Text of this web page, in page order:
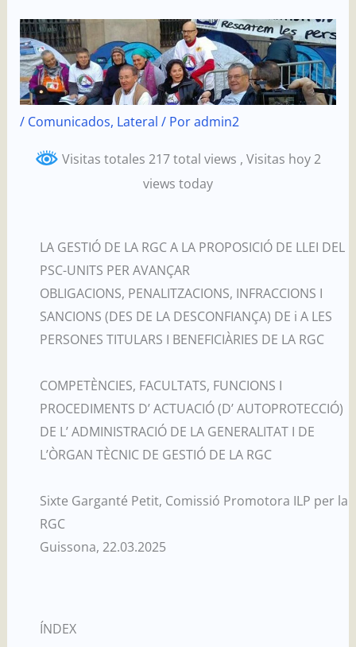
contenido
/ Comunicados, Lateral / Poradmin2
Visitas totales 217 total views , Visitas hoy 2
views today
LA GESTIÓ DE LA RGC A LA PROPOSICIÓ DE LLEI DEL
PSC-UNITS PER AVANÇAR
OBLIGACIONS, PENALITZACIONS, INFRACCIONS I
SANCIONS (DES DE LA DESCONFIANÇA) DE i A LES
PERSONES TITULARS I BENEFICIÀRIES DE LA RGC
COMPETÈNCIES, FACULTATS, FUNCIONS I
PROCEDIMENTS D’ ACTUACIÓ (D’ AUTOPROTECCIÓ)
DE L’ ADMINISTRACIÓ DE LA GENERALITAT I DE
L’ÒRGAN TÈCNIC DE GESTIÓ DE LA RGC
Sixte Garganté Petit, Comissió Promotora ILP per la
RGC
Guissona, 22.03.2025
ÍNDEX